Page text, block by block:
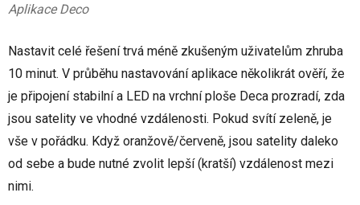
Aplikace Deco
Nastavit celé řešení trvá méně zkušeným uživatelům zhruba
10 minut. V průběhu nastavování aplikace několikrát ověří, že
je připojení stabilní a LED na vrchní ploše Deca prozradí, zda
jsou satelity ve vhodné vzdálenosti. Pokud svítí zeleně, je
vše v pořádku. Když oranžově/červeně, jsou satelity daleko
od sebe a bude nutné zvolit lepší (kratší) vzdálenost mezi
nimi.